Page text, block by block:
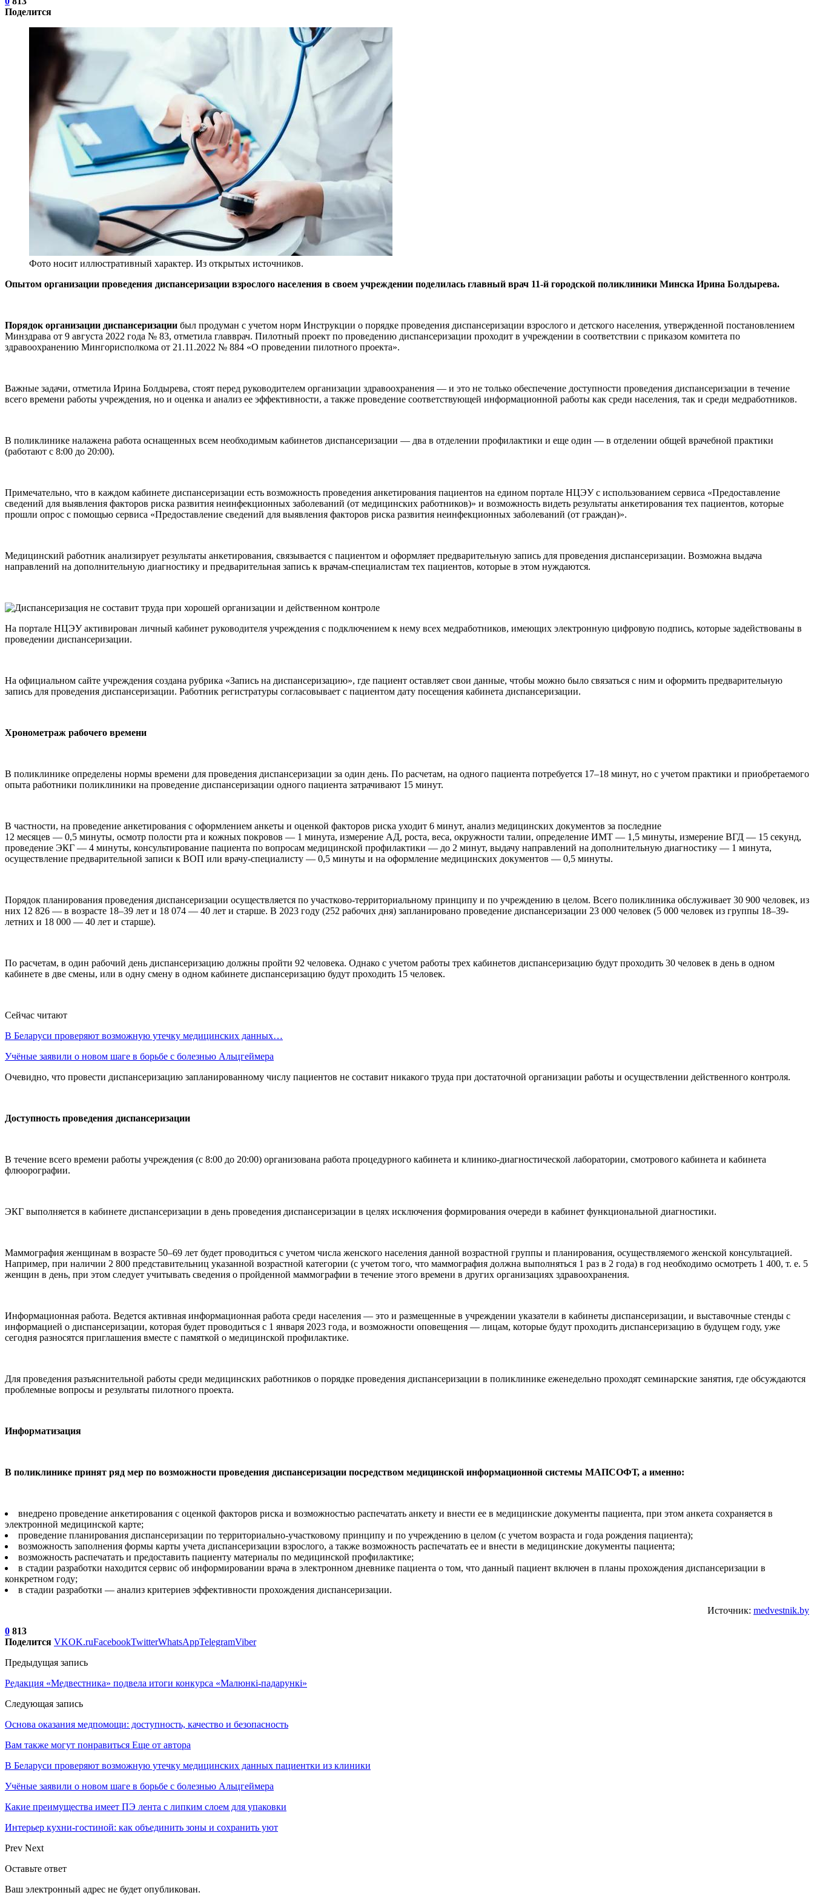
Поделится
Фото носит иллюстративный характер. Из открытых источников.
Опытом организации проведения диспансеризации взрослого населения в своем учреждении поделилась главный врач 11-й городской поликлиники Минска Ирина Болдырева.
Порядок организации диспансеризации был продуман с учетом норм Инструкции о порядке проведения диспансеризации взрослого и детского населения, утвержденной постановлением
Минздрава от 9 августа 2022 года № 83, отметила главврач. Пилотный проект по проведению диспансеризации проходит в учреждении в соответствии с приказом комитета по
здравоохранению Мингорисполкома от 21.11.2022 № 884 «О проведении пилотного проекта».
Важные задачи, отметила Ирина Болдырева, стоят перед руководителем организации здравоохранения — и это не только обеспечение доступности проведения диспансеризации в течение
всего времени работы учреждения, но и оценка и анализ ее эффективности, а также проведение соответствующей информационной работы как среди населения, так и среди медработников.
В поликлинике налажена работа оснащенных всем необходимым кабинетов диспансеризации — два в отделении профилактики и еще один — в отделении общей врачебной практики
(работают с 8:00 до 20:00).
Примечательно, что в каждом кабинете диспансеризации есть возможность проведения анкетирования пациентов на едином портале НЦЭУ с использованием сервиса «Предоставление
сведений для выявления факторов риска развития неинфекционных заболеваний (от медицинских работников)» и возможность видеть результаты анкетирования тех пациентов, которые
прошли опрос с помощью сервиса «Предоставление сведений для выявления факторов риска развития неинфекционных заболеваний (от граждан)».
Медицинский работник анализирует результаты анкетирования, связывается с пациентом и оформляет предварительную запись для проведения диспансеризации. Возможна выдача
направлений на дополнительную диагностику и предварительная запись к врачам-специалистам тех пациентов, которые в этом нуждаются.
На портале НЦЭУ активирован личный кабинет руководителя учреждения с подключением к нему всех медработников, имеющих электронную цифровую подпись, которые задействованы в
проведении диспансеризации.
На официальном сайте учреждения создана рубрика «Запись на диспансеризацию», где пациент оставляет свои данные, чтобы можно было связаться с ним и оформить предварительную
запись для проведения диспансеризации. Работник регистратуры согласовывает с пациентом дату посещения кабинета диспансеризации.
Хронометраж рабочего времени
В поликлинике определены нормы времени для проведения диспансеризации за один день. По расчетам, на одного пациента потребуется 17–18 минут, но с учетом практики и приобретаемого
опыта работники поликлиники на проведение диспансеризации одного пациента затрачивают 15 минут.
В частности, на проведение анкетирования с оформлением анкеты и оценкой факторов риска уходит 6 минут, анализ медицинских документов за последние
12 месяцев — 0,5 минуты, осмотр полости рта и кожных покровов — 1 минута, измерение АД, роста, веса, окружности талии, определение ИМТ — 1,5 минуты, измерение ВГД — 15 секунд,
проведение ЭКГ — 4 минуты, консультирование пациента по вопросам медицинской профилактики — до 2 минут, выдачу направлений на дополнительную диагностику — 1 минута,
осуществление предварительной записи к ВОП или врачу-специалисту — 0,5 минуты и на оформление медицинских документов — 0,5 минуты.
Порядок планирования проведения диспансеризации осуществляется по участково-территориальному принципу и по учреждению в целом. Всего поликлиника обслуживает 30 900 человек, из
них 12 826 — в возрасте 18–39 лет и 18 074 — 40 лет и старше. В 2023 году (252 рабочих дня) запланировано проведение диспансеризации 23 000 человек (5 000 человек из группы 18–39-
летних и 18 000 — 40 лет и старше).
По расчетам, в один рабочий день диспансеризацию должны пройти 92 человека. Однако с учетом работы трех кабинетов диспансеризацию будут проходить 30 человек в день в одном
кабинете в две смены, или в одну смену в одном кабинете диспансеризацию будут проходить 15 человек.
Сейчас читают
В Беларуси проверяют возможную утечку медицинских данных…
Учёные заявили о новом шаге в борьбе с болезнью Альцгеймера
Очевидно, что провести диспансеризацию запланированному числу пациентов не составит никакого труда при достаточной организации работы и осуществлении действенного контроля.
Доступность проведения диспансеризации
В течение всего времени работы учреждения (с 8:00 до 20:00) организована работа процедурного кабинета и клинико-диагностической лаборатории, смотрового кабинета и кабинета
флюорографии.
ЭКГ выполняется в кабинете диспансеризации в день проведения диспансеризации в целях исключения формирования очереди в кабинет функциональной диагностики.
Маммография женщинам в возрасте 50–69 лет будет проводиться с учетом числа женского населения данной возрастной группы и планирования, осуществляемого женской консультацией.
Например, при наличии 2 800 представительниц указанной возрастной категории (с учетом того, что маммография должна выполняться 1 раз в 2 года) в год необходимо осмотреть 1 400, т. е. 5
женщин в день, при этом следует учитывать сведения о пройденной маммографии в течение этого времени в других организациях здравоохранения.
Информационная работа. Ведется активная информационная работа среди населения — это и размещенные в учреждении указатели в кабинеты диспансеризации, и выставочные стенды с
информацией о диспансеризации, которая будет проводиться с 1 января 2023 года, и возможности оповещения — лицам, которые будут проходить диспансеризацию в будущем году, уже
сегодня разносятся приглашения вместе с памяткой о медицинской профилактике.
Для проведения разъяснительной работы среди медицинских работников о порядке проведения диспансеризации в поликлинике еженедельно проходят семинарские занятия, где обсуждаются
проблемные вопросы и результаты пилотного проекта.
Информатизация
В поликлинике принят ряд мер по возможности проведения диспансеризации посредством медицинской информационной системы МАПСОФТ, а именно:
внедрено проведение анкетирования с оценкой факторов риска и возможностью распечатать анкету и внести ее в медицинские документы пациента, при этом анкета сохраняется в
электронной медицинской карте;
проведение планирования диспансеризации по территориально-участковому принципу и по учреждению в целом (с учетом возраста и года рождения пациента);
возможность заполнения формы карты учета диспансеризации взрослого, а также возможность распечатать ее и внести в медицинские документы пациента;
возможность распечатать и предоставить пациенту материалы по медицинской профилактике;
в стадии разработки находится сервис об информировании врача в электронном дневнике пациента о том, что данный пациент включен в планы прохождения диспансеризации в
конкретном году;
в стадии разработки — анализ критериев эффективности прохождения диспансеризации.
Источник: medvestnik.by
0 813
Поделится VKOK.ruFacebookTwitterWhatsAppTelegramViber
Предыдущая запись
Редакция «Медвестника» подвела итоги конкурса «Малюнкi-падарункi»
Следующая запись
Основа оказания медпомощи: доступность, качество и безопасность
Вам также могут понравиться Еще от автора
В Беларуси проверяют возможную утечку медицинских данных пациентки из клиники
Учёные заявили о новом шаге в борьбе с болезнью Альцгеймера
Какие преимущества имеет ПЭ лента с липким слоем для упаковки
Интерьер кухни-гостиной: как объединить зоны и сохранить уют
Prev Next
Оставьте ответ
Ваш электронный адрес не будет опубликован.